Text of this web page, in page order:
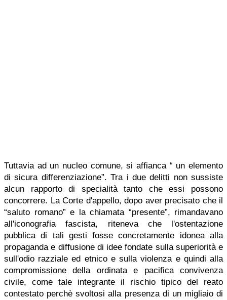
Tuttavia ad un nucleo comune, si affianca “ un elemento
di sicura differenziazione”. Tra i due delitti non sussiste
alcun rapporto di specialità tanto che essi possono
concorrere. La Corte d'appello, dopo aver precisato che il
“saluto romano” e la chiamata “presente”, rimandavano
all'iconografia fascista, riteneva che l'ostentazione
pubblica di tali gesti fosse concretamente idonea alla
propaganda e diffusione di idee fondate sulla superiorità e
sull'odio razziale ed etnico e sulla violenza e quindi alla
compromissione della ordinata e pacifica convivenza
civile, come tale integrante il rischio tipico del reato
contestato perchè svoltosi alla presenza di un migliaio di